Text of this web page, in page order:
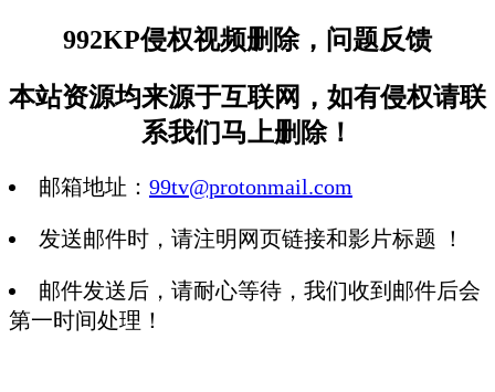
992KP侵权视频删除，问题反馈
本站资源均来源于互联网，如有侵权请联
系我们马上删除！
邮箱地址： 99tv@protonmail.com
发送邮件时，请注明网页链接和影片标题 ！
邮件发送后，请耐心等待，我们收到邮件后会
第一时间处理！